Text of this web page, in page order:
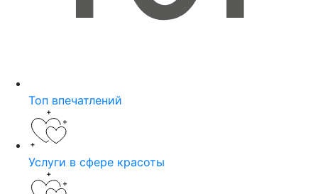
Топ впечатлений
Услуги в сфере красоты